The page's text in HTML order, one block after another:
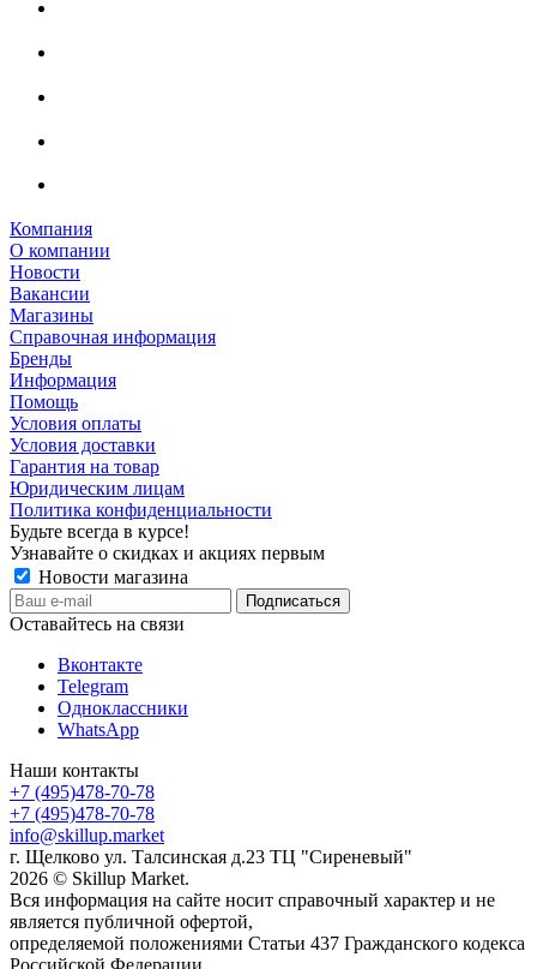
Компания
О компании
Новости
Вакансии
Магазины
Справочная информация
Бренды
Информация
Помощь
Условия оплаты
Условия доставки
Гарантия на товар
Юридическим лицам
Политика конфиденциальности
Будьте всегда в курсе!
Узнавайте о скидках и акциях первым
Новости магазина
Оставайтесь на связи
Вконтакте
Telegram
Одноклассники
WhatsApp
Наши контакты
+7 (495)478-70-78
+7 (495)478-70-78
info@skillup.market
г. Щелково ул. Талсинская д.23 ТЦ "Сиреневый"
2026 © Skillup Market.
Вся информация на сайте носит справочный характер и не
является публичной офертой,
определяемой положениями Статьи 437 Гражданского кодекса
Российской Федерации.